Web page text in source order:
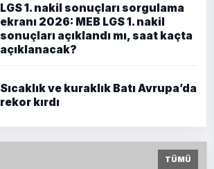
LGS 1. nakil sonuçları sorgulama
ekranı 2026: MEB LGS 1. nakil
sonuçları açıklandı mı, saat kaçta
açıklanacak?
Sıcaklık ve kuraklık Batı Avrupa’da
rekor kırdı
TÜMÜ